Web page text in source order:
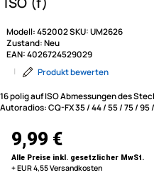
16 polig auf ISO Abmessungen
Autoradios: CQ-FX 35 / 44 / 55 / 75
Zustand:Neu
EAN:4026724529029